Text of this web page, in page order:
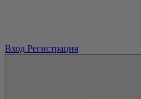
Вход Регистрация